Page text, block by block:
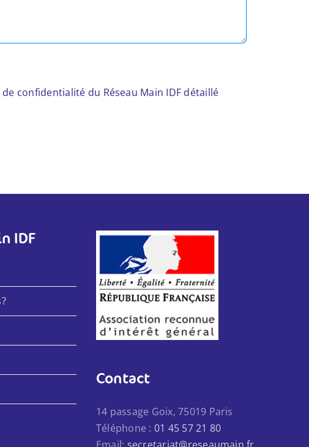
confidentialité du Réseau Main IDF détaillé
IDF
Contact
14 passage Goix, 75019 Paris
Téléphone : 01 45 57 21 80